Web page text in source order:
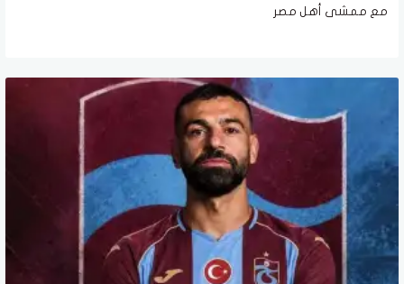
مع ممشى أهل مصر